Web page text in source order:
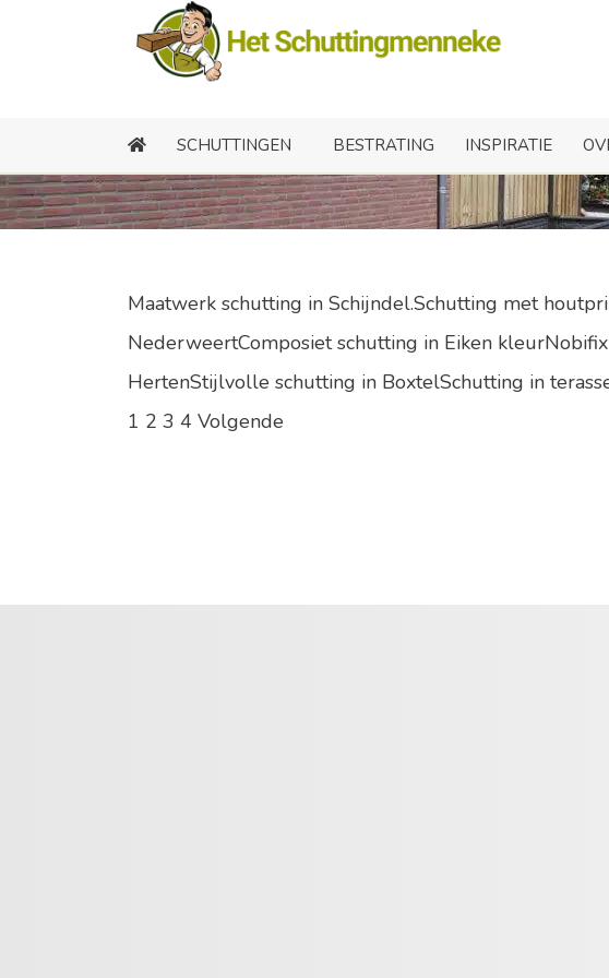
SCHUTTINGEN BESTRATING INSPIRATIE
Maatwerk schutting in Schijndel.Schutting met
NederweertComposiet schutting in Eiken
HertenStijlvolle schutting in BoxtelSchutting in
1 2 3 4 Volgende